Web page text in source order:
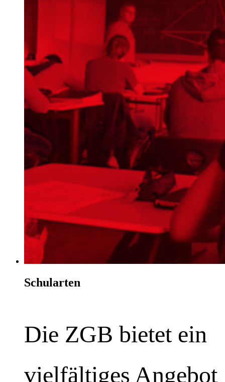
Schularten
Die ZGB bietet ein
vielfältiges Angebot